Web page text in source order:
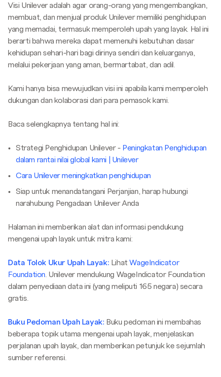
Visi Unilever adalah agar orang-orang yang mengembangkan,
membuat, dan menjual produk Unilever memiliki penghidupan
yang memadai, termasuk memperoleh upah yang layak. Hal ini
berarti bahwa mereka dapat memenuhi kebutuhan dasar
kehidupan sehari-hari bagi dirinya sendiri dan keluarganya,
melalui pekerjaan yang aman, bermartabat, dan adil.
Kami hanya bisa mewujudkan visi ini apabila kami memperoleh
dukungan dan kolaborasi dari para pemasok kami.
Baca selengkapnya tentang hal ini:
Strategi Penghidupan Unilever - Peningkatan Penghidupan
dalam rantai nilai global kami | Unilever
Cara Unilever meningkatkan penghidupan
Siap untuk menandatangani Perjanjian, harap hubungi
narahubung Pengadaan Unilever Anda
Halaman ini memberikan alat dan informasi pendukung
mengenai upah layak untuk mitra kami:
Data Tolok Ukur Upah Layak: LihatWageIndicator
Foundation . Unilever mendukung WageIndicator Foundation
dalam penyediaan data ini (yang meliputi 165 negara) secara
gratis.
Buku Pedoman Upah Layak: Buku pedoman ini membahas
beberapa topik utama mengenai upah layak, menjelaskan
perjalanan upah layak, dan memberikan petunjuk ke sejumlah
sumber referensi.